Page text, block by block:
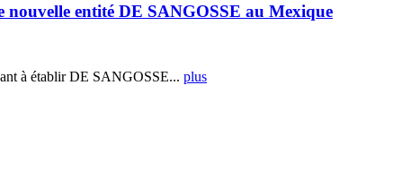
entité DE SANGOSSE au Mexique
à établir DE SANGOSSE... plus